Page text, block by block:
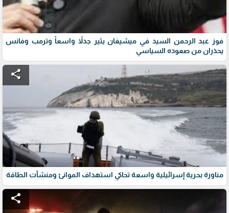
فوز عبد الرحمن السيد في ميشيغان يثير جدلاً واسعاً وترمب وفانس
يحذران من صعوده السياسي
share
مناورة بحرية إسرائيلية واسعة تحاكي استهداف الموانئ ومنشآت الطاقة
share